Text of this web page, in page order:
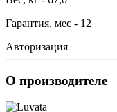
Гарантия, мес - 12
Авторизация
О производителе